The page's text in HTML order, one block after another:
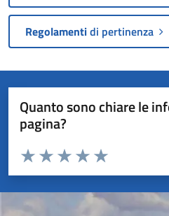
Regolamentidi pertinenza
Quanto sono chiare le
pagina?
Valuta da 1 a 5 stelle la pagina
Valuta 5 stelle
Valuta 4 stelle su 5
Valuta 3 stelle su 5
Valuta 2 stelle su 5
Valuta 1 stelle su 5